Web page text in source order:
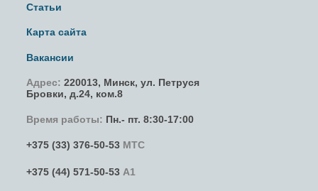
Статьи
Карта сайта
Вакансии
Адрес: 220013, Минск, ул. Петруся
Бровки, д.24, ком.8
Время работы: Пн.- пт. 8:30-17:00
+375 (33) 376-50-53 МТС
+375 (44) 571-50-53 А1